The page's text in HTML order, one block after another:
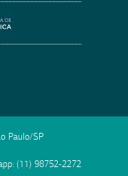
Paulo/SP
(11) 98752-2272